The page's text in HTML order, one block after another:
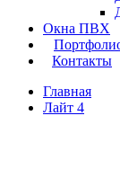
Окна ПВХ
Контакты
Главная
Лайт 4